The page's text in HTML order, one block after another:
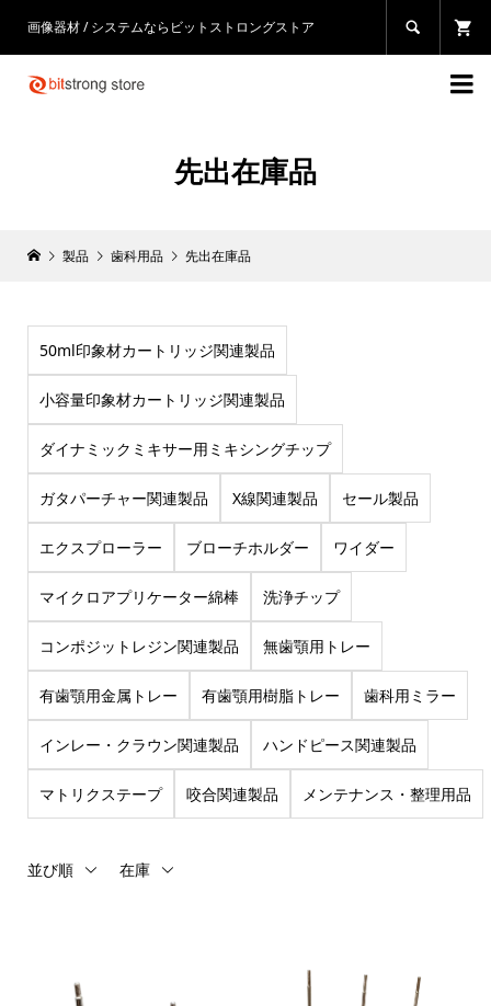
画像器材 / システムならビットストロングストア 

先出在庫品
製品 歯科用品 先出在庫品
50ml印象材カートリッジ関連製品
小容量印象材カートリッジ関連製品
ダイナミックミキサー用ミキシングチップ
ガタパーチャー関連製品 X線関連製品 セール製品
エクスプローラー ブローチホルダー ワイダー
マイクロアプリケーター綿棒 洗浄チップ
コンポジットレジン関連製品 無歯顎用トレー
有歯顎用金属トレー 有歯顎用樹脂トレー 歯科用ミラー
インレー・クラウン関連製品 ハンドピース関連製品
マトリクステープ 咬合関連製品 メンテナンス・整理用品
並び順 在庫